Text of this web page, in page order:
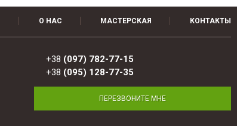
О НАС МАСТЕРСКАЯ КОНТАКТЫ
+38 (097) 782-77-15
+38 (095) 128-77-35
ПЕРЕЗВОНИТЕ МНЕ